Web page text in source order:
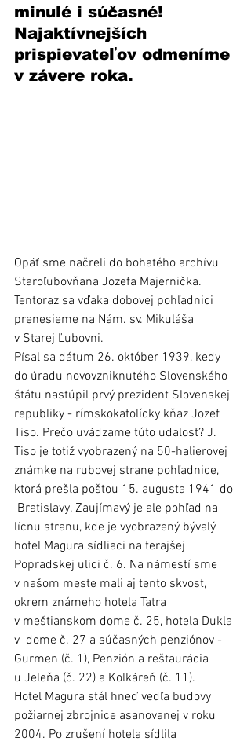
minulé i súčasné!
Najaktívnejších
prispievateľov odmeníme
v závere roka.
Opäť sme načreli do bohatého archívu
Staroľubovňana Jozefa Majernička.
Tentoraz sa vďaka dobovej pohľadnici
prenesieme na Nám. sv. Mikuláša
v Starej Ľubovni.
Písal sa dátum 26. október 1939, kedy
do úradu novovzniknutého Slovenského
štátu nastúpil prvý prezident Slovenskej
republiky - rímskokatolícky kňaz Jozef
Tiso. Prečo uvádzame túto udalosť? J.
Tiso je totiž vyobrazený na 50-halierovej
známke na rubovej strane pohľadnice,
ktorá prešla poštou 15. augusta 1941 do
Bratislavy. Zaujímavý je ale pohľad na
lícnu stranu, kde je vyobrazený bývalý
hotel Magura sídliaci na terajšej
Popradskej ulici č. 6. Na námestí sme
v našom meste mali aj tento skvost,
okrem známeho hotela Tatra
v meštianskom dome č. 25, hotela Dukla
v  dome č. 27 a súčasných penziónov -
Gurmen (č. 1), Penzión a reštaurácia
u Jeleňa (č. 22) a Kolkáreň (č. 11).
Hotel Magura stál hneď vedľa budovy
požiarnej zbrojnice asanovanej v roku
2004. Po zrušení hotela sídlila